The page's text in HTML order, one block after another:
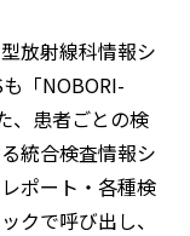
放射線科情報シ
「NOBORI-
、患者ごとの検
統合検査情報シ
ポート・各種検
クで呼び出し、